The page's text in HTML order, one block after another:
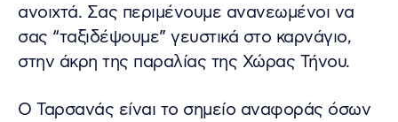
ανοιχτά. Σας περιμένουμε ανανεωμένοι να
σας “ταξιδέψουμε” γευστικά στο καρνάγιο,
στην άκρη της παραλίας της Χώρας Τήνου.
Ο Ταρσανάς είναι το σημείο αναφοράς όσων